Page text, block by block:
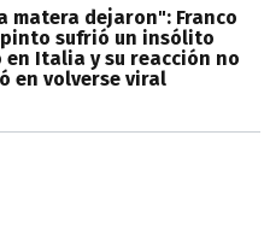
matera dejaron": Franco
sufrió un insólito
en Italia y su reacción no
en volverse viral